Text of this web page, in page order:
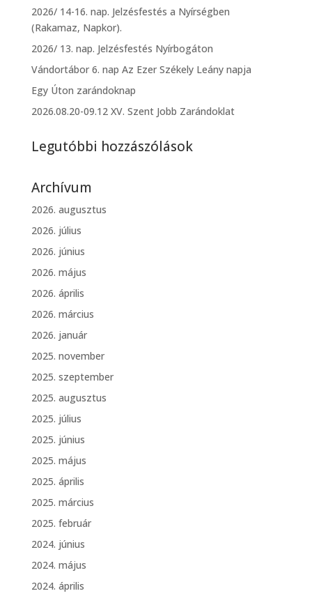
2026/ 14-16. nap. Jelzésfestés a Nyírségben
(Rakamaz, Napkor).
2026/ 13. nap. Jelzésfestés Nyírbogáton
Vándortábor 6. nap Az Ezer Székely Leány napja
Egy Úton zarándoknap
2026.08.20-09.12 XV. Szent Jobb Zarándoklat
Legutóbbi hozzászólások
Archívum
2026. augusztus
2026. július
2026. június
2026. május
2026. április
2026. március
2026. január
2025. november
2025. szeptember
2025. augusztus
2025. július
2025. június
2025. május
2025. április
2025. március
2025. február
2024. június
2024. május
2024. április